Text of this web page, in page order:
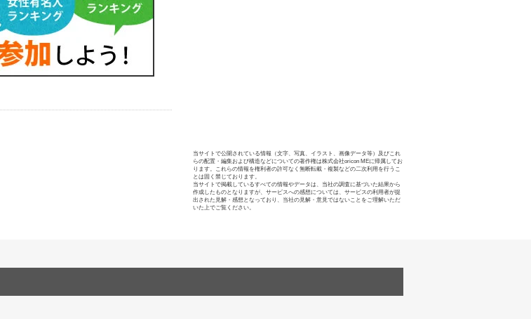
当サイトで公開されている情報（文字、写真、イラスト、画像データ等）及びこれ
らの配置・編集および構造などについての著作権は株式会社oricon MEに帰属してお
ります。これらの情報を権利者の許可なく無断転載・複製などの二次利用を行うこ
とは固く禁じております。
当サイトで掲載しているすべての情報やデータは、当社の調査に基づいた結果から
作成したものとなりますが、サービスへの感想については、サービスの利用者が提
出された見解・感想となっており、当社の見解・意見ではないことをご理解いただ
いた上でご覧ください。